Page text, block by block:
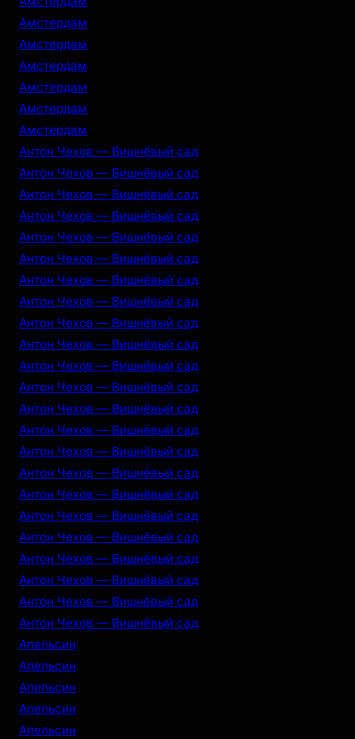
Амстердам
Амстердам
Амстердам
Амстердам
Амстердам
Амстердам
Антон Чехов — Вишнёвый сад
Антон Чехов — Вишнёвый сад
Антон Чехов — Вишнёвый сад
Антон Чехов — Вишнёвый сад
Антон Чехов — Вишнёвый сад
Антон Чехов — Вишнёвый сад
Антон Чехов — Вишнёвый сад
Антон Чехов — Вишнёвый сад
Антон Чехов — Вишнёвый сад
Антон Чехов — Вишнёвый сад
Антон Чехов — Вишнёвый сад
Антон Чехов — Вишнёвый сад
Антон Чехов — Вишнёвый сад
Антон Чехов — Вишнёвый сад
Антон Чехов — Вишнёвый сад
Антон Чехов — Вишнёвый сад
Антон Чехов — Вишнёвый сад
Антон Чехов — Вишнёвый сад
Антон Чехов — Вишнёвый сад
Антон Чехов — Вишнёвый сад
Антон Чехов — Вишнёвый сад
Антон Чехов — Вишнёвый сад
Антон Чехов — Вишнёвый сад
Апельсин
Апельсин
Апельсин
Апельсин
Апельсин